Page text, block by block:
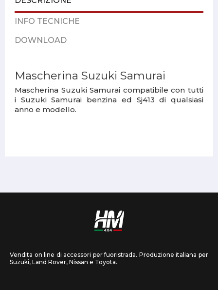
INFO TECNICHE
DOWNLOAD
Mascherina Suzuki Samurai
Mascherina Suzuki Samurai compatibile con tutti
i Suzuki Samurai benzina ed Sj413 di qualsiasi
anno e modello.
Vendita on line di accessori per fuoristrada. Produzione italiana per
Suzuki, Land Rover, Nissan e Toyota.